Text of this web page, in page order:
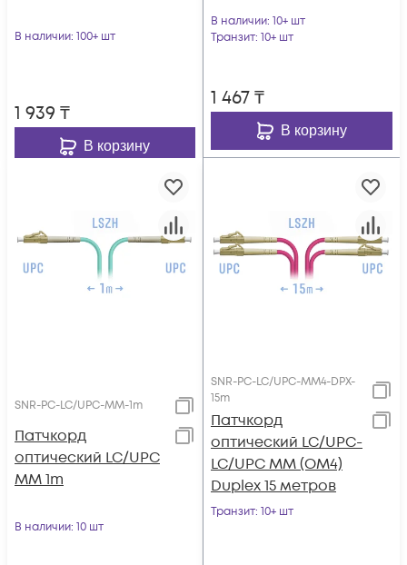
В наличии: 100+ шт
1 939 ₸
В корзину
В наличии: 10+ шт
Транзит: 10+ шт
1 467₸
В корзину
SNR-PC-LC/UPC-MM-1m
Патчкорд
оптический LC/UPC
MM 1m
В наличии: 10 шт
SNR-PC-LC/UPC-MM4-DPX-
15m
Патчкорд
оптический LC/UPC-
LC/UPC MM (OM4)
Duplex 15 метров
Транзит: 10+ шт